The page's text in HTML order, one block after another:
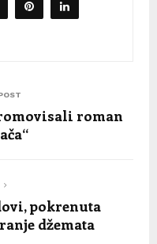
roman
pokrenuta
džemata